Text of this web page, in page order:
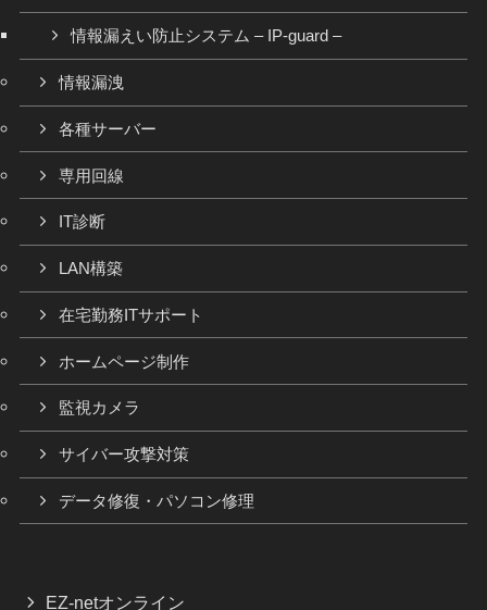
情報漏えい防止システム – IP-guard –
情報漏洩
各種サーバー
専用回線
IT診断
LAN構築
在宅勤務ITサポート
ホームページ制作
監視カメラ
サイバー攻撃対策
データ修復・パソコン修理
EZ-netオンライン